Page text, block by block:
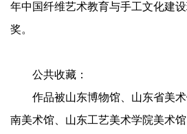
年中国纤维艺术教育与手工文化建
奖。
公共收藏：
作品被山东博物馆、山东省美
南美术馆、山东工艺美术学院美术